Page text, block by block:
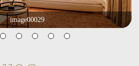
image00029